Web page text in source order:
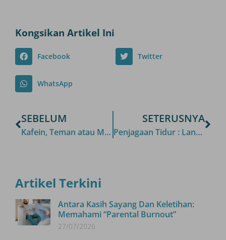
Kongsikan Artikel Ini
Facebook Twitter
WhatsApp
SEBELUM
Kafein, Teman atau Musuh : Mengetahui Simptom Penarikan Kafein
SETERUSNYA
Penjagaan Tidur : Langkah Mudah untuk Tidur yang Lebih Baik
Artikel Terkini
Antara Kasih Sayang Dan Keletihan:
Memahami “Parental Burnout”
27/07/2026